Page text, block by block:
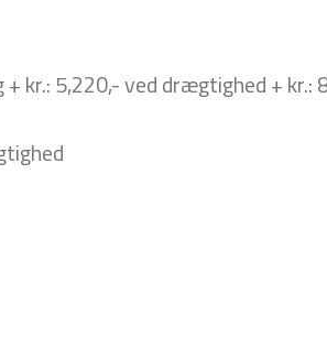
kr.: 5,220,- ved drægtighed + kr.: